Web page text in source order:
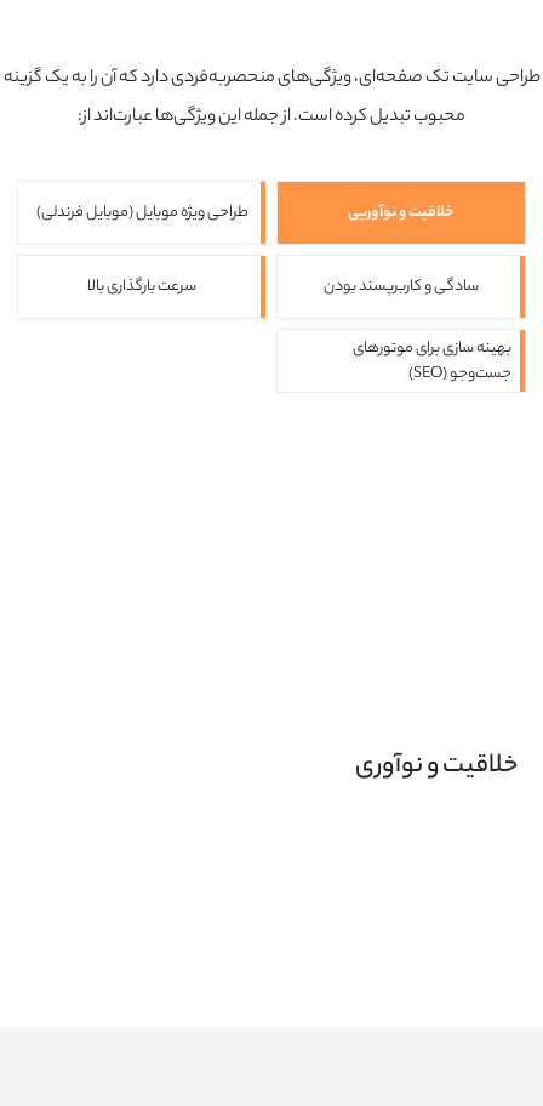
طراحی سایت تک صفحه‌ای، ویژگی‌های منحصربه‌فردی دارد که آن را به یک گزینه
محبوب تبدیل کرده است. از جمله این ویژگی‌ها عبارت‌اند از:
خلاقیت و نوآوریی طراحی ویژه موبایل (موبایل فرندلی)
سادگی و کاربرپسند بودن سرعت بارگذاری بالا
بهینه سازی برای موتورهای
جست‌وجو (SEO)
خلاقیت و نوآوری